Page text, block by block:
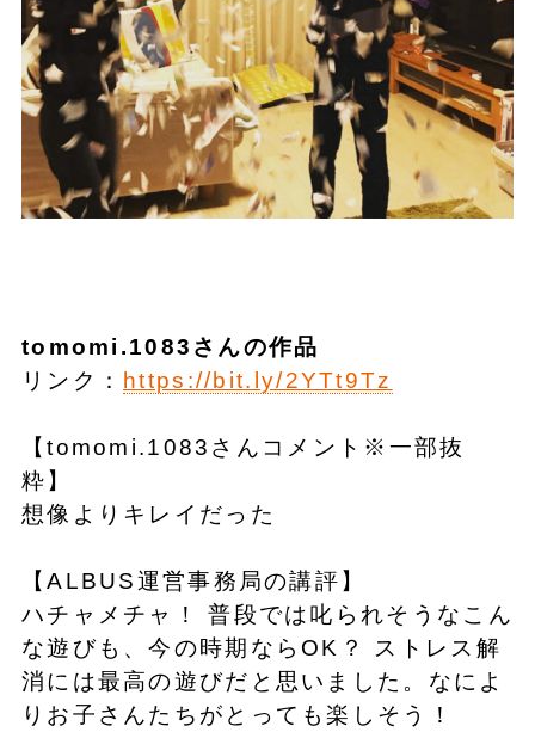
tomomi.1083さんの作品
リンク：
https://bit.ly/2YTt9Tz
【tomomi.1083さんコメント※一部抜
粋】
想像よりキレイだった
【ALBUS運営事務局の講評】
ハチャメチャ！ 普段では叱られそうなこん
な遊びも、今の時期ならOK？ ストレス解
消には最高の遊びだと思いました。なによ
りお子さんたちがとっても楽しそう！